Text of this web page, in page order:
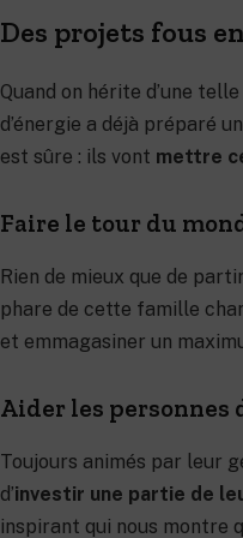
Des projets fous
Quand on hérite d’une
d’énergie a déjà préparé
est sûre : ils vont mettre
Faire le tour du
Rien de mieux que de
phare de cette famille
et emmagasiner un
Aider les personnes
Toujours animés par leur
d’investir une partie de
inspirant qui nous montre